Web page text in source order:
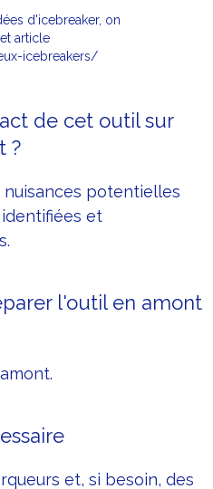
d'icebreaker, on
article
icebreakers/
de cet outil sur
?
nuisances potentielles
et
l'outil en amont
et, si besoin, des